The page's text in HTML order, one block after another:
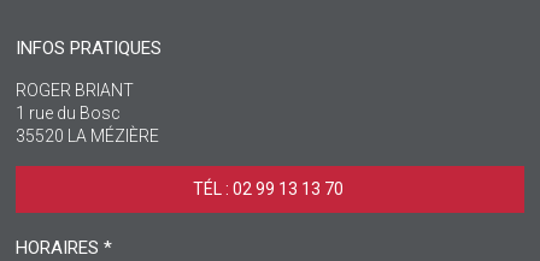
INFOS PRATIQUES
ROGER BRIANT
1 rue du Bosc
35520 LA MÉZIÈRE
TÉL : 02 99 13 13 70 ‎
HORAIRES *